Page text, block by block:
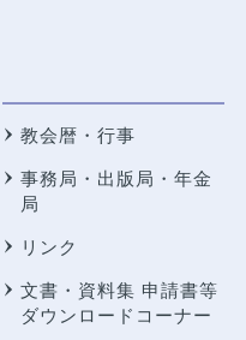
教会暦・行事
事務局・出版局・年金
局
リンク
文書・資料集 申請書等
ダウンロードコーナー